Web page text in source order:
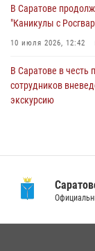
В Саратовской
задержан
В Саратове
"Каникулы с
10 июля 2026, 12:42
В Саратове в
сотрудников
экскурсию
21 июля 2026, 10:38
задержан